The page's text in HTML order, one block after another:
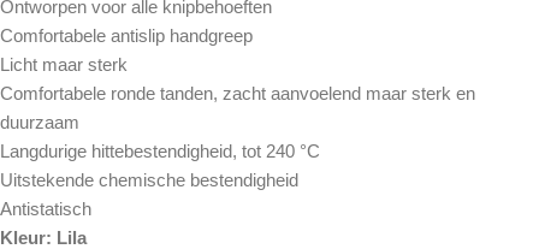
Ontworpen voor alle knipbehoeften
Comfortabele antislip handgreep
Licht maar sterk
Comfortabele ronde tanden, zacht aanvoelend maar sterk en
duurzaam
Langdurige hittebestendigheid, tot 240 °C
Uitstekende chemische bestendigheid
Antistatisch
Kleur: Lila